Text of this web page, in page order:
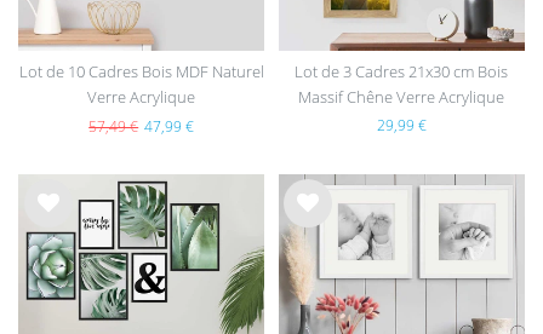
Lot de 10 Cadres Bois MDF Naturel
Verre Acrylique
57,49 € 47,99 €
Lot de 3 Cadres 21x30 cm Bois
Massif Chêne Verre Acrylique
29,99 €
List
e de
sou
hait
List
e de
sou
hait
s